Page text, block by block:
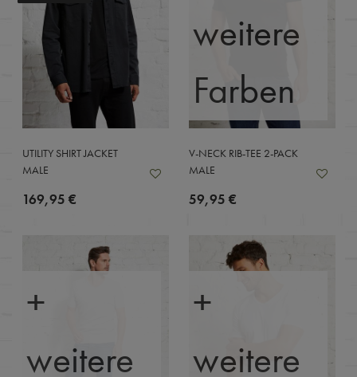
UTILITY SHIRT JACKET
MALE
169,95 €
weitere
Farben
V-NECK RIB-TEE 2-PACK
MALE
59,95 €
+
weitere
+
weitere